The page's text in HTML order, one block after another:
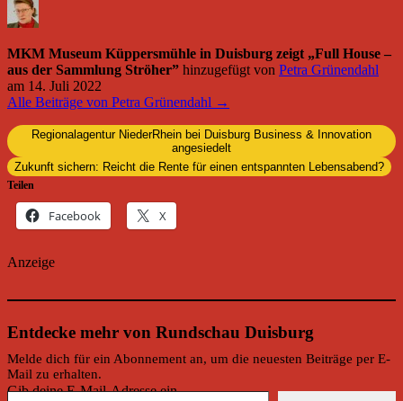
MKM Museum Küppersmühle in Duisburg zeigt „Full House –
aus der Sammlung Ströher” hinzugefügt von Petra Grünendahl
am 14. Juli 2022
Alle Beiträge von Petra Grünendahl →
Regionalagentur NiederRhein bei Duisburg Business & Innovation
angesiedelt
Zukunft sichern: Reicht die Rente für einen entspannten Lebensabend?
Teilen
Facebook X
Anzeige
Entdecke mehr von Rundschau Duisburg
Melde dich für ein Abonnement an, um die neuesten Beiträge per E-
Mail zu erhalten.
Gib deine E-Mail-Adresse ein ...